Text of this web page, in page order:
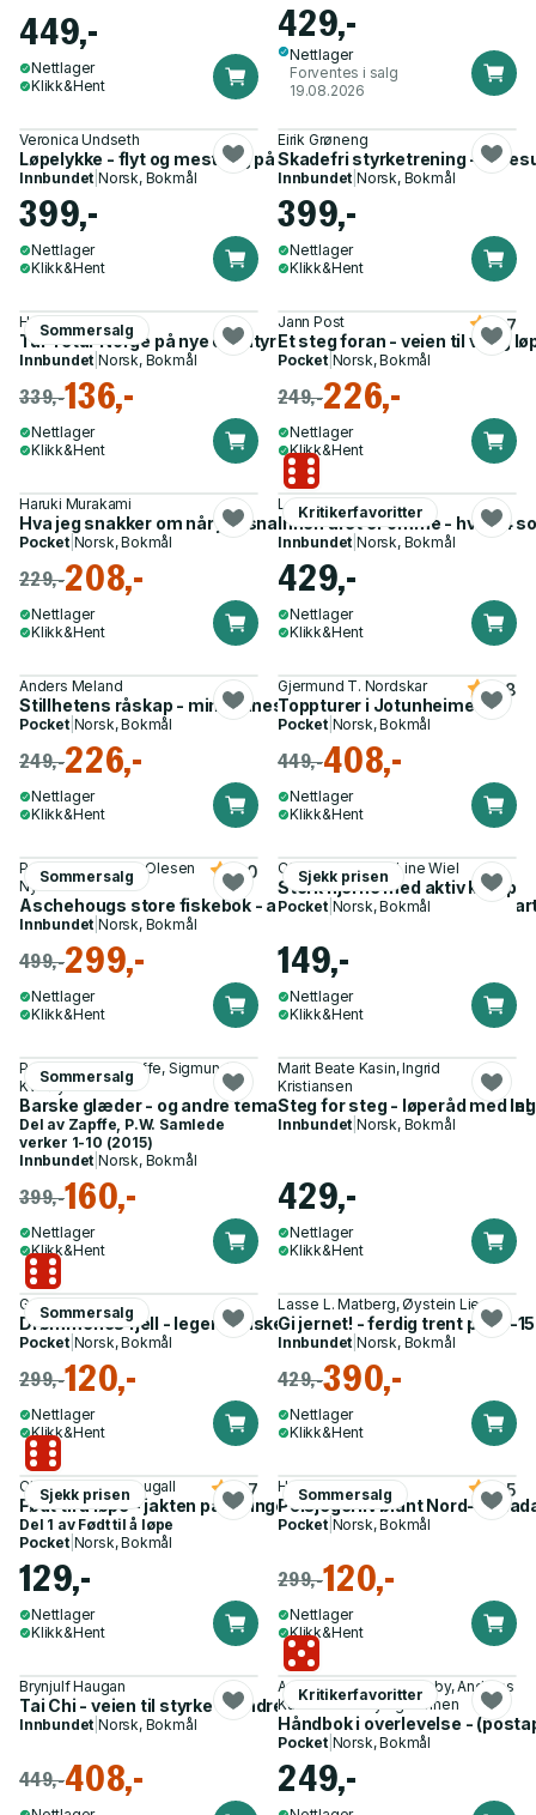
449,-
Nettlager
Klikk&Hent
429,-
Nettlager
Forventes i salg
19.08.2026
Veronica Undseth
Løpelykke - flyt og mestring på 8 uker
Innbundet |Norsk, Bokmål
399,-
Nettlager
Klikk&Hent
Eirik Grøneng
Skadefri styrketrening - få
Innbundet |Norsk, Bokmål
399,-
Nettlager
Klikk&Hent
Sommersalg
Helene Myhre
Tur-retur Norge på nye eventyr - med @helenemoo
Innbundet |Norsk, Bokmål
339,-136,-
Nettlager
Klikk&Hent
Jann Post
Et steg foran - veien til varig
3.7
Pocket| Norsk, Bokmål
249,-226,-
Nettlager
Klikk&Hent
Haruki Murakami
Hva jeg snakker om når jeg snakker om løping
Pocket| Norsk, Bokmål
229,-208,-
Nettlager
Klikk&Hent
Kritikerfavoritter
Lea Korsgaard
Innen året er omme - hva 64
Innbundet |Norsk, Bokmål
429,-
Nettlager
Klikk&Hent
Anders Meland
Stillhetens råskap - mindfulness for å prestere på topp
Pocket| Norsk, Bokmål
249,-226,-
Nettlager
Klikk&Hent
Gjermund T. Nordskar
Toppturer i Jotunheimen
4.8
Pocket| Norsk, Bokmål
449,-408,-
Nettlager
Klikk&Hent
Sommersalg
Per Pethon, Bente Olesen
Nyström
Aschehougs store fiskebok - artsfiske, artsbestemmelse,
5.0
Innbundet |Norsk, Bokmål
499,-299,-
Nettlager
Klikk&Hent
Sjekk prisen
Ole Petter Hjelle, Line Wiel
Sterk hjerne med aktiv kropp
Pocket| Norsk, Bokmål
149,-
Nettlager
Klikk&Hent
Sommersalg
Peter Wessel Zapffe, Sigmund
Kvaløy
Barske glæder - og andre temaer fra et liv under åpen himmel
Del av Zapffe, P.W. Samlede
verker 1-10 (2015)
Innbundet |Norsk, Bokmål
399,-160,-
Nettlager
Klikk&Hent
Marit Beate Kasin, Ingrid
Kristiansen
Steg for steg - løperåd med
Innbundet |Norsk, Bokmål
429,-
Nettlager
Klikk&Hent
Sommersalg
Geir Stian Ulstein
Drømmenes fjell - legendariske klatringer i Tour de France
Pocket| Norsk, Bokmål
299,-120,-
Nettlager
Klikk&Hent
Lasse L. Matberg, Øystein Lie
Gi jernet! - ferdig trent på 10-
Innbundet |Norsk, Bokmål
429,-390,-
Nettlager
Klikk&Hent
Sjekk prisen
Christopher McDougall
Født til å løpe - jakten på løpingens hemmelighet
3.7
Del 1 av Født til å løpe
Pocket| Norsk, Bokmål
129,-
Nettlager
Klikk&Hent
Sommersalg
Helge Ingstad
Pelsjegerliv blant Nord-
4.5
Pocket| Norsk, Bokmål
299,-120,-
Nettlager
Klikk&Hent
Brynjulf Haugan
Tai Chi - veien til styrke og indre fred
Innbundet |Norsk, Bokmål
449,-408,-
Kritikerfavoritter
Anne Linn Kumano-Ensby, Andreas
Kumano-Ensby og 1 annen
Håndbok i overlevelse -
Pocket| Norsk, Bokmål
249,-